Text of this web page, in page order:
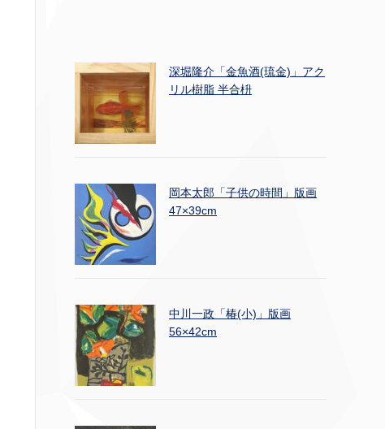
深堀隆介「金魚酒(琉金)」アク
リル樹脂 半合枡
岡本太郎「子供の時間」版画
47×39cm
中川一政「椿(小)」版画
56×42cm